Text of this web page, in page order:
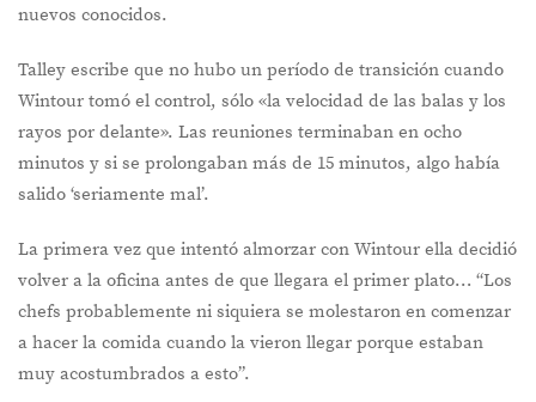
nuevos conocidos.
Talley escribe que no hubo un período de transición cuando
Wintour tomó el control, sólo «la velocidad de las balas y los
rayos por delante». Las reuniones terminaban en ocho
minutos y si se prolongaban más de 15 minutos, algo había
salido ‘seriamente mal’.
La primera vez que intentó almorzar con Wintour ella decidió
volver a la oficina antes de que llegara el primer plato… “Los
chefs probablemente ni siquiera se molestaron en comenzar
a hacer la comida cuando la vieron llegar porque estaban
muy acostumbrados a esto”.